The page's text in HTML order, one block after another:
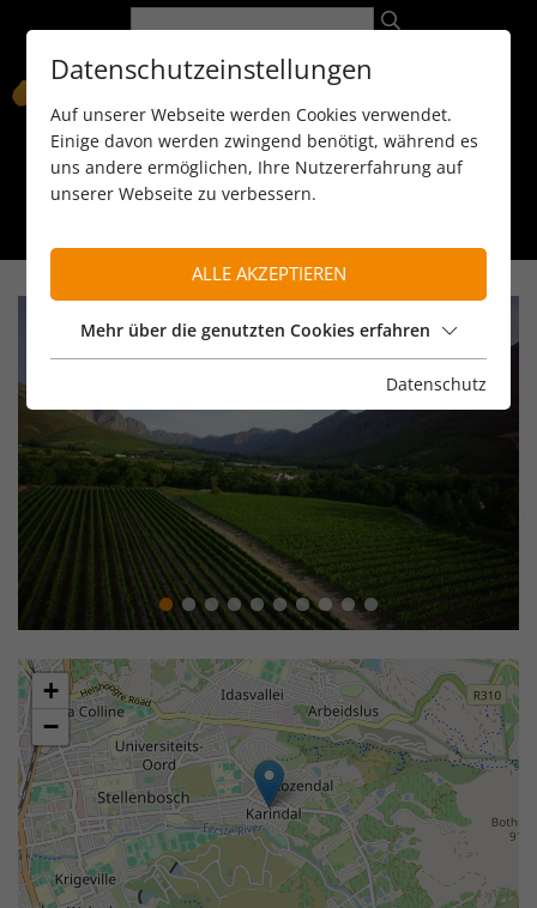
089 / 8 11 90 15
+
−
Datenschutzeinstellungen
Auf unserer Webseite werden Cookies verwendet.
Einige davon werden zwingend benötigt, während es
uns andere ermöglichen, Ihre Nutzererfahrung auf
unserer Webseite zu verbessern.
ALLE AKZEPTIEREN
Mehr über die genutzten Cookies erfahren
Datenschutz